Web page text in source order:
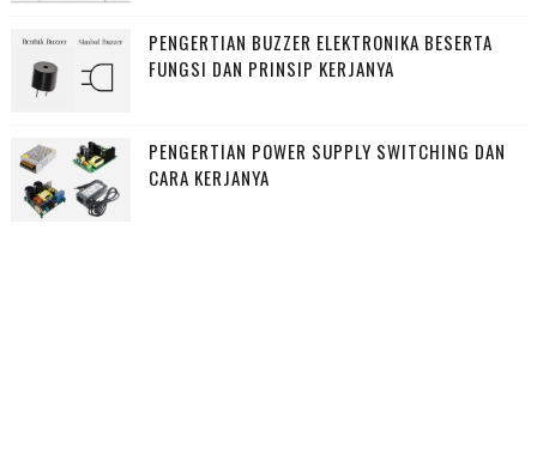
PENGERTIAN BUZZER ELEKTRONIKA BESERTA
FUNGSI DAN PRINSIP KERJANYA
PENGERTIAN POWER SUPPLY SWITCHING DAN
CARA KERJANYA